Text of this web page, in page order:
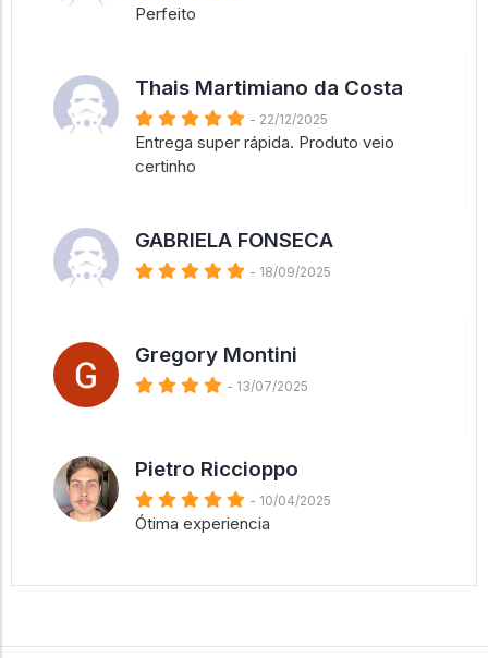
Perfeito
Thais Martimiano da Costa
- 22/12/2025
Entrega super rápida. Produto veio
certinho
GABRIELA FONSECA
- 18/09/2025
Gregory Montini
- 13/07/2025
Pietro Riccioppo
- 10/04/2025
Ótima experiencia